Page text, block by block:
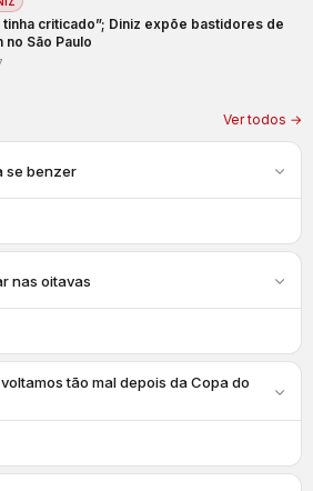
tinha criticado”; Diniz expõe bastidores de
no São Paulo
Ver todos →
se benzer
nas oitavas
tão mal depois da Copa do